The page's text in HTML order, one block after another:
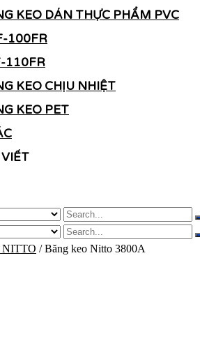
KEO DÁN THỰC PHẨM PVC
100FR
110FR
KEO CHỊU NHIỆT
KEO PET
NITTO / Băng keo Nitto 3800A